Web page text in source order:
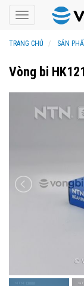
Toggle
navigation
TRANG CHỦ SẢN
Vòng bi